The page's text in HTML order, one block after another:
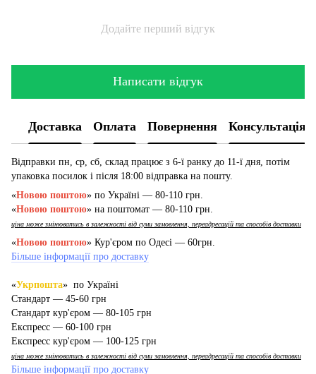
Додайте перший відгук
Написати відгук
Доставка Оплата Повернення Консультація
Відправки пн, ср, сб, склад працює з 6-ї ранку до 11-ї дня, потім
упаковка посилок і після 18:00 відправка на пошту.
«Новою поштою» по Україні — 80-110 грн.
«Новою поштою» на поштомат — 80-110 грн.
ціна може змінюватись в залежності від суми замовлення, переадресацій та способів доставки
«Новою поштою» Кур'єром по Одесі — 60грн.
Більше інформації про доставку
«Укрпошта» по Україні
Стандарт — 45-60 грн
Стандарт кур'єром — 80-105 грн
Експресс — 60-100 грн
Експресс кур'єром — 100-125 грн
ціна може змінюватись в залежності від суми замовлення, переадресацій та способів доставки
Більше інформації про доставку